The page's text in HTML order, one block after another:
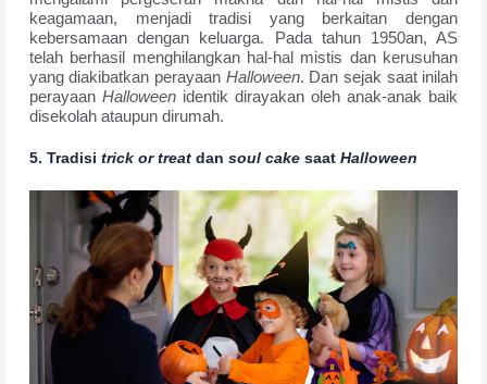
keagamaan, menjadi tradisi yang berkaitan dengan
kebersamaan dengan keluarga. Pada tahun 1950an, AS
telah berhasil menghilangkan hal-hal mistis dan kerusuhan
yang diakibatkan perayaan Halloween. Dan sejak saat inilah
perayaan Halloweenidentik dirayakan oleh anak-anak baik
disekolah ataupun dirumah.
5. Tradisi trick or treatdan soul cakesaat Halloween